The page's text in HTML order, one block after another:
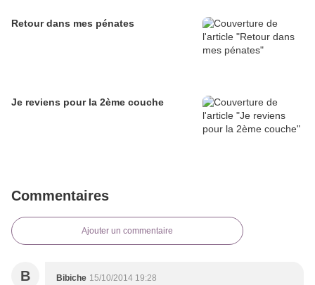
Retour dans mes pénates
Je reviens pour la 2ème couche
Commentaires
Ajouter un commentaire
B Bibiche 15/10/2014 19:28